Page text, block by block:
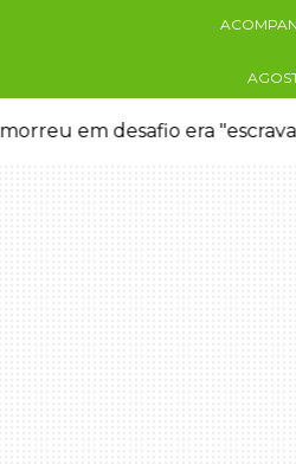
em desafio era